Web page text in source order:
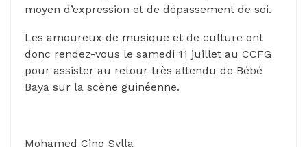
moyen d’expression et de dépassement de soi.
Les amoureux de musique et de culture ont
donc rendez-vous le samedi 11 juillet au CCFG
pour assister au retour très attendu de Bébé
Baya sur la scène guinéenne.
Mohamed Cinq Sylla